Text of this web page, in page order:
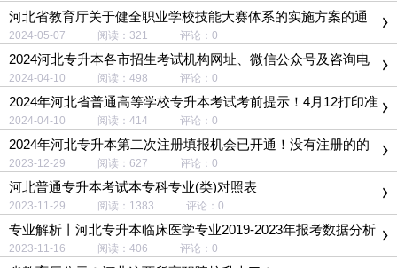
河北省教育厅关于健全职业学校技能大赛体系的实施方案的通
知
2024-05-07 阅读：321 评论：0
2024河北专升本各市招生考试机构网址、微信公众号及咨询电
话
2024-04-10 阅读：498 评论：0
2024年河北省普通高等学校专升本考试考前提示！4月12打印准
考证
2024-04-10 阅读：414 评论：0
2024年河北专升本第二次注册填报机会已开通！没有注册的的
同学不要错过！
2023-12-29 阅读：627 评论：0
河北普通专升本考试本专科专业(类)对照表
2023-11-29 阅读：1383 评论：0
专业解析丨河北专升本临床医学专业2019-2023年报考数据分析
2023-11-16 阅读：406 评论：0